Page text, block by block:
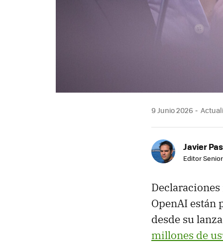
9 Junio 2026
Javier
Editor
OpenAI están
desde su
millones de